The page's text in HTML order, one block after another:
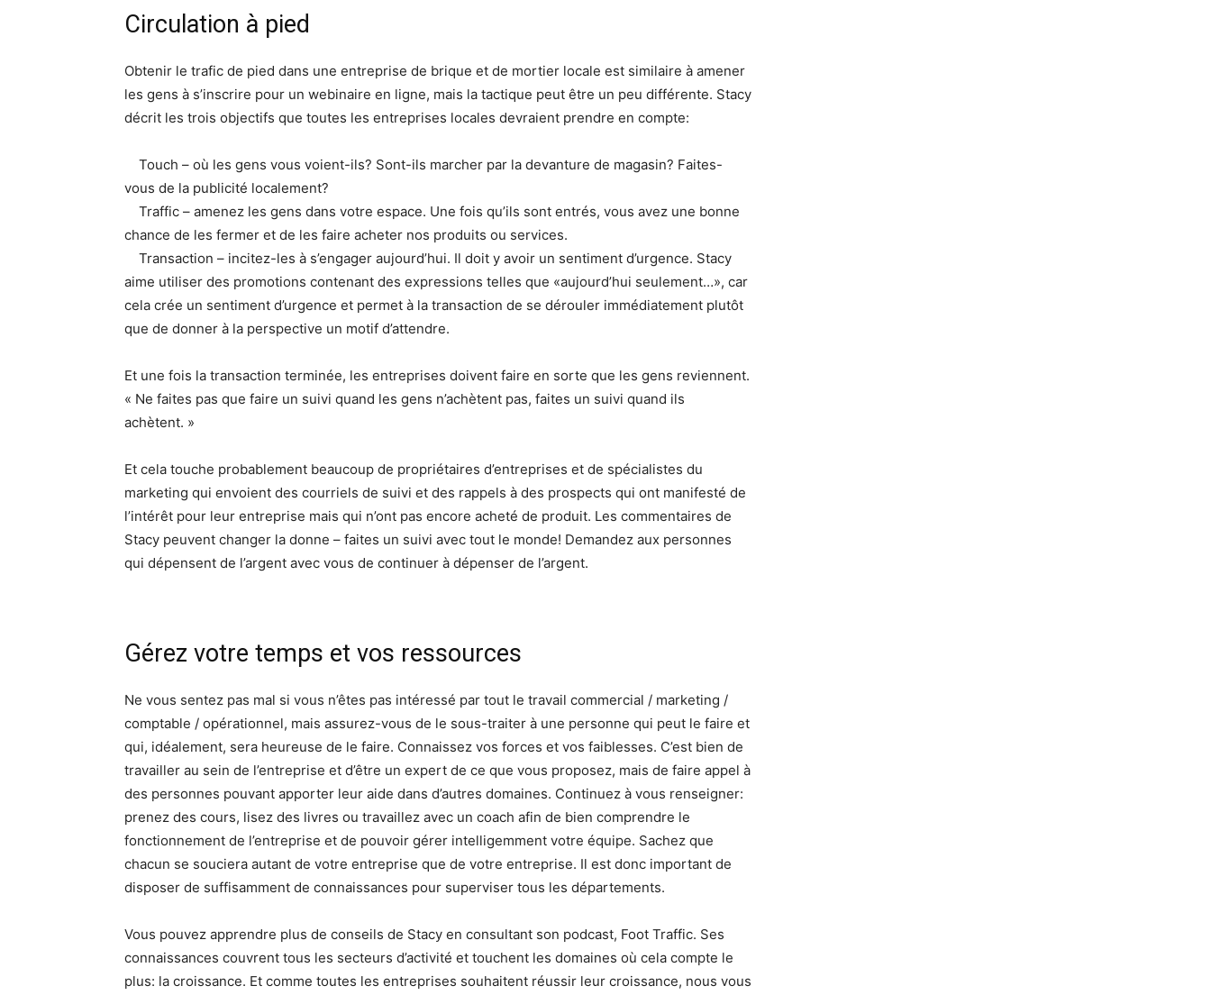
Circulation à pied
Obtenir le trafic de pied dans une entreprise de brique et de mortier locale est similaire à amener
les gens à s’inscrire pour un webinaire en ligne, mais la tactique peut être un peu différente. Stacy
décrit les trois objectifs que toutes les entreprises locales devraient prendre en compte:
Touch – où les gens vous voient-ils? Sont-ils marcher par la devanture de magasin? Faites-
vous de la publicité localement?
Traffic – amenez les gens dans votre espace. Une fois qu’ils sont entrés, vous avez une bonne
chance de les fermer et de les faire acheter nos produits ou services.
Transaction – incitez-les à s’engager aujourd’hui. Il doit y avoir un sentiment d’urgence. Stacy
aime utiliser des promotions contenant des expressions telles que «aujourd’hui seulement…», car
cela crée un sentiment d’urgence et permet à la transaction de se dérouler immédiatement plutôt
que de donner à la perspective un motif d’attendre.
Et une fois la transaction terminée, les entreprises doivent faire en sorte que les gens reviennent.
« Ne faites pas que faire un suivi quand les gens n’achètent pas, faites un suivi quand ils
achètent. »
Et cela touche probablement beaucoup de propriétaires d’entreprises et de spécialistes du
marketing qui envoient des courriels de suivi et des rappels à des prospects qui ont manifesté de
l’intérêt pour leur entreprise mais qui n’ont pas encore acheté de produit. Les commentaires de
Stacy peuvent changer la donne – faites un suivi avec tout le monde! Demandez aux personnes
qui dépensent de l’argent avec vous de continuer à dépenser de l’argent.
Gérez votre temps et vos ressources
Ne vous sentez pas mal si vous n’êtes pas intéressé par tout le travail commercial / marketing /
comptable / opérationnel, mais assurez-vous de le sous-traiter à une personne qui peut le faire et
qui, idéalement, sera heureuse de le faire. Connaissez vos forces et vos faiblesses. C’est bien de
travailler au sein de l’entreprise et d’être un expert de ce que vous proposez, mais de faire appel à
des personnes pouvant apporter leur aide dans d’autres domaines. Continuez à vous renseigner:
prenez des cours, lisez des livres ou travaillez avec un coach afin de bien comprendre le
fonctionnement de l’entreprise et de pouvoir gérer intelligemment votre équipe. Sachez que
chacun se souciera autant de votre entreprise que de votre entreprise. Il est donc important de
disposer de suffisamment de connaissances pour superviser tous les départements.
Vous pouvez apprendre plus de conseils de Stacy en consultant son podcast, Foot Traffic. Ses
connaissances couvrent tous les secteurs d’activité et touchent les domaines où cela compte le
plus: la croissance. Et comme toutes les entreprises souhaitent réussir leur croissance, nous vous